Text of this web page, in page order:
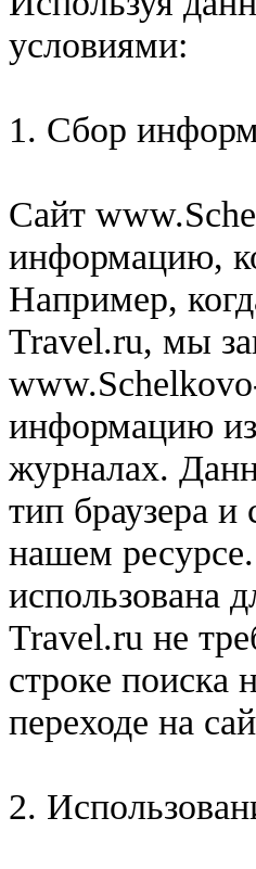
условиями:
1. Сбор
Сайт
информацию,
Например,
Travel.ru, мы
информацию из
журналах.
тип браузера
нашем
использована
Travel.ru не
строке поиска
переходе на
2.